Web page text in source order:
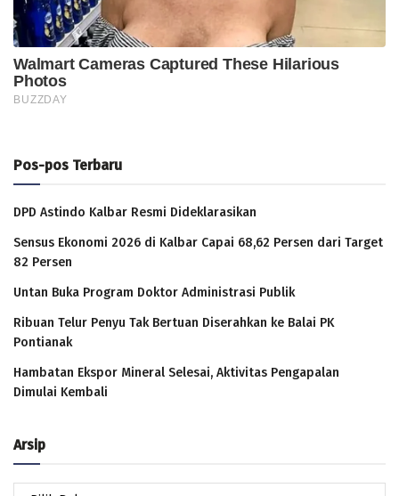
Pos-pos Terbaru
DPD Astindo Kalbar Resmi Dideklarasikan
Sensus Ekonomi 2026 di Kalbar Capai 68,62 Persen dari Target
82 Persen
Untan Buka Program Doktor Administrasi Publik
Ribuan Telur Penyu Tak Bertuan Diserahkan ke Balai PK
Pontianak
Hambatan Ekspor Mineral Selesai, Aktivitas Pengapalan
Dimulai Kembali
Arsip
Arsip